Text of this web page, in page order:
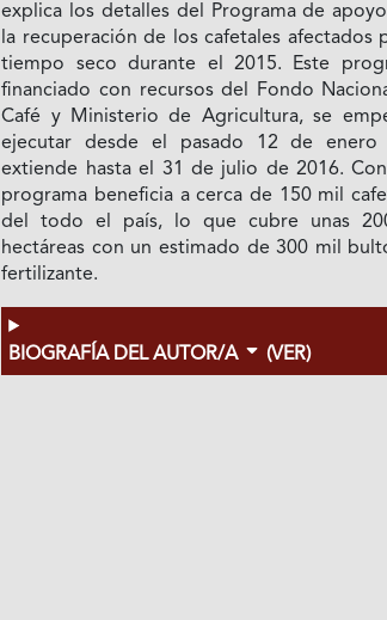
explica los detalles del Programa de
la recuperación de los cafetales afectados
tiempo seco durante el 2015. Este
financiado con recursos del Fondo
Café y Ministerio de Agricultura, se
ejecutar desde el pasado 12 de
extiende hasta el 31 de julio de 2016.
programa beneficia a cerca de 150 mil
del todo el país, lo que cubre unas
hectáreas con un estimado de 300 mil
fertilizante.
BIOGRAFÍA DEL AUTOR/A (VER)